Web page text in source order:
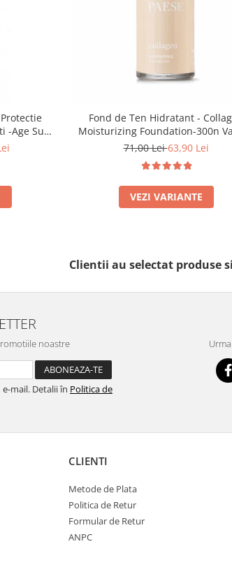
-Age Sun
Fond de Ten Hidratant -
Moisturizing Foundation-300n
71,00 Lei63,90 Lei
VEZI VARIANTE
Clientii au selectat produse
noastre
mail. Detalii în Politica de
CLIENTI
Metode de Plata
Politica de Retur
Formular de Retur
ANPC